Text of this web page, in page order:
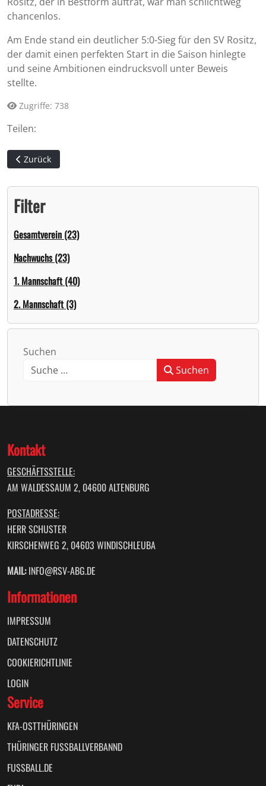
chancenlos.
Am Ende stand ein deutlicher 5:0-Sieg für den SV Rositz,
der damit einen perfekten Start in die Saison hinlegte
und seine Ambitionen eindrucksvoll unter Beweis
stellte.
Zugriffe: 738
Teilen:
Vorheriger Beitrag: Die ersten drei Punkte in der neuen Saison
Zurück
Filter
Gesamtverein (23)
Nachwuchs (23)
1. Mannschaft (40)
2. Mannschaft (3)
Suchen
Suchen
Kontakt
GESCHÄFTSSTELLE:
AM WALDESSAUM 2, 04600 ALTENBURG
POSTADRESSE:
HERR SCHUSTER
KIRSCHENWEG 2, 04603 WINDISCHLEUBA
MAIL:INFO@RSV-ABG.DE
Informationen
IMPRESSUM
DATENSCHUTZ
COOKIERICHTLINIE
LOGIN
Service
KFA-OSTTHÜRINGEN
THÜRINGER FUSSBALLVERBANND
FUSSBALL.DE